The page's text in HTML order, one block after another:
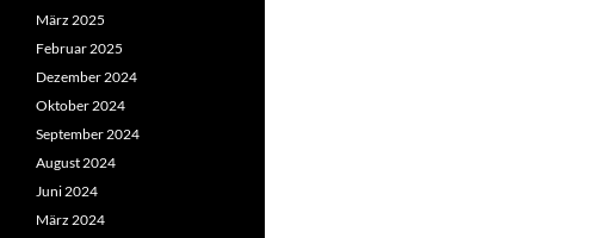
März 2025
Februar 2025
Dezember 2024
Oktober 2024
September 2024
August 2024
Juni 2024
März 2024